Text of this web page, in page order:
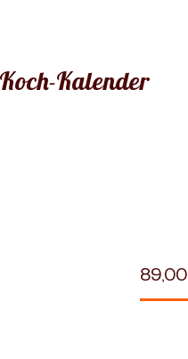
Koch-Kalender
89,00